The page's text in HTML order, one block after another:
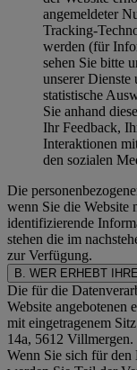
angemeldeter
Tracking-
werden (für
sehen Sie bitte
unserer Dienste
statistische
Sie anhand
Ihr Feedback,
Interaktionen
den sozialen
Die
wenn Sie die Website
identifizierende
stehen die im
zur Verfügung.
B. WER ERHEBT
Die für die
Website angebotenen
mit eingetragenem
14a, 5612 Villmergen.
Wenn Sie sich für den